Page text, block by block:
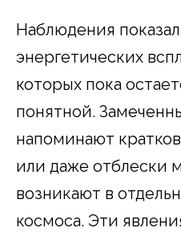
Наблюдения
энергетических
которых пока
понятной.
напоминают
или даже отблески
возникают в
космоса. Эти